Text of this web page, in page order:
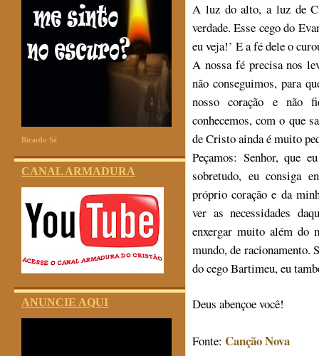
Ricardo Sá
CANAL ARMADURA
ANUNCIE AQUI
A luz do alto, a luz de
verdade. Esse cego do
eu veja!’ E a fé dele o
A nossa fé precisa nos
não conseguimos, para
nosso coração e não
conhecemos, com o que
de Cristo ainda é muito
Peçamos: Senhor, que
sobretudo, eu consiga
próprio coração e da
ver as necessidades
enxergar muito além do
mundo, de racionamento.
do cego Bartimeu, eu
Deus abençoe você!
Fonte: Canção Nova